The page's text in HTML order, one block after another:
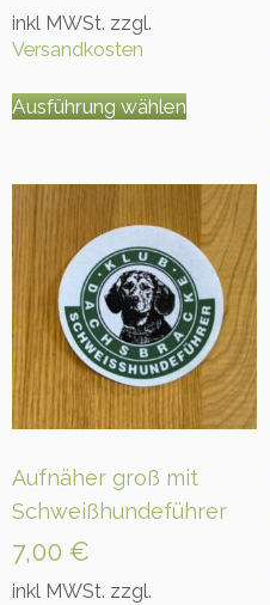
g
e
inkl MWSt. zzgl.
Versandkosten
Ausführung wählenProdukt
auf.
Die
Optionen
können
auf
der
gewählt
werden
Aufnäher groß mit
Schweißhundeführer
7,00 €
inkl MWSt. zzgl.